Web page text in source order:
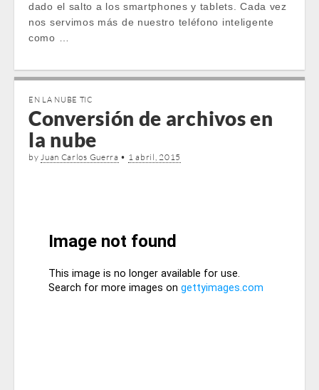
dado el salto a los smartphones y tablets. Cada vez
nos servimos más de nuestro teléfono inteligente
como …
EN LA NUBE TIC
Conversión de archivos en
la nube
byJuan Carlos Guerra • 1 abril, 2015